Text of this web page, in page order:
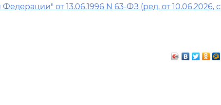
от 13.06.1996 N 63-ФЗ (ред. от 10.06.2026, с